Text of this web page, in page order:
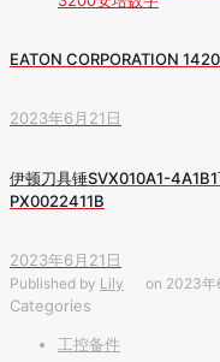
EATON CORPORATION
2023年6月21日
伊顿刀具锤SVX010A1-
PX0022411B
2023年6月21日
Published by Lily on 2023年
Categories
工控备件